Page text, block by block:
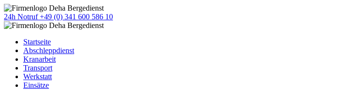
24h Notruf +49 (0) 341 600 586 10
Startseite
Abschleppdienst
Kranarbeit
Transport
Werkstatt
Einsätze